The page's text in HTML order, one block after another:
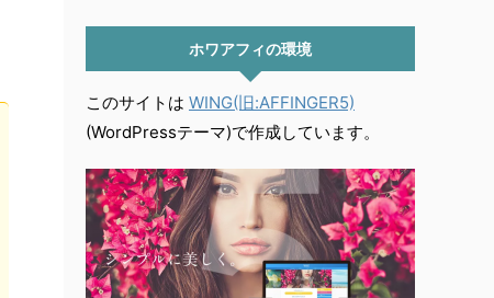
ホワアフィの環境
このサイトは WING(旧:AFFINGER5)
(WordPressテーマ)で作成しています。